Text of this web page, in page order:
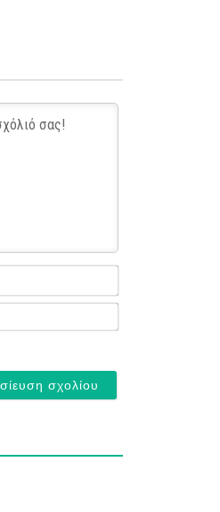
Name*
Email*